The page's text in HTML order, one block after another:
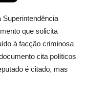
Superintendência
que solicita
à facção criminosa
cita políticos
é citado, mas